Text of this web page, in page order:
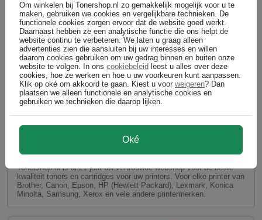
GEEN VERZENDKOSTEN bij Tonershop.nl op huismerk
toner en huismerk inktcartridges!
AKTIE: GEEN VERZENDKOSTEN bij aankoop van minimaal €
30,- aan huismerk toner en inkt cartridges voor uw printer.
Tonershop.nl is al 21 jaar uw vertrouwde webshop voor de beste
kwaliteit toners en cartridges voor uw printers. Voor elke printer van
Brother, Canon, Epson, HP (Hewlett Packard), Lexmark, Konica
Minolta, Samsung, Xerox en vele andere printermerken.
Om winkelen bij Tonershop.nl zo gemakkelijk mogelijk voor u te
maken, gebruiken we cookies en vergelijkbare technieken. De
functionele cookies zorgen ervoor dat de website goed werkt.
Daarnaast hebben ze een analytische functie die ons helpt de
website continu te verbeteren. We laten u graag alleen
advertenties zien die aansluiten bij uw interesses en willen
daarom cookies gebruiken om uw gedrag binnen en buiten onze
website te volgen. In ons cookiebeleid leest u alles over deze
cookies, hoe ze werken en hoe u uw voorkeuren kunt aanpassen.
Klik op oké om akkoord te gaan. Kiest u voor weigeren? Dan
plaatsen we alleen functionele en analytische cookies en
gebruiken we technieken die daarop lijken.
Oké